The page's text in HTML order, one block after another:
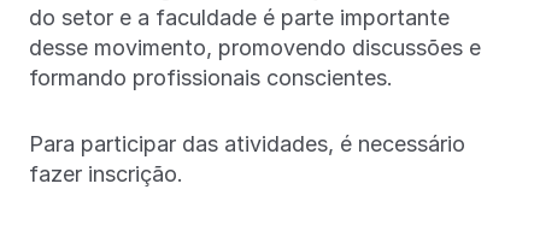
do setor e a faculdade é parte importante
desse movimento, promovendo discussões e
formando profissionais conscientes.
Para participar das atividades, é necessário
fazer inscrição.